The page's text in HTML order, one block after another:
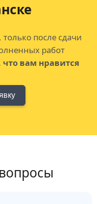
после сдачи
работ
что вам нравится